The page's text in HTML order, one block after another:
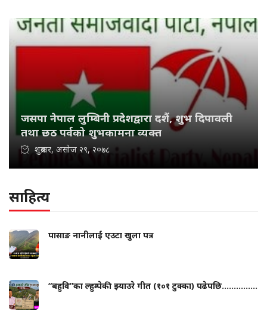
जसपा नेपाल लुम्बिनी प्रदेशद्वारा दशैं, शुभ दिपावली
तथा छठ पर्वको शुभकामना व्यक्त
शुक्रबार, असोज २९, २०७८
साहित्य
पासाङ नानीलाई एउटा खुला पत्र
“बहुवि”का ल्हुम्पेकी झ्याउरे गीत (१०१ टुक्का) पढेपछि...............